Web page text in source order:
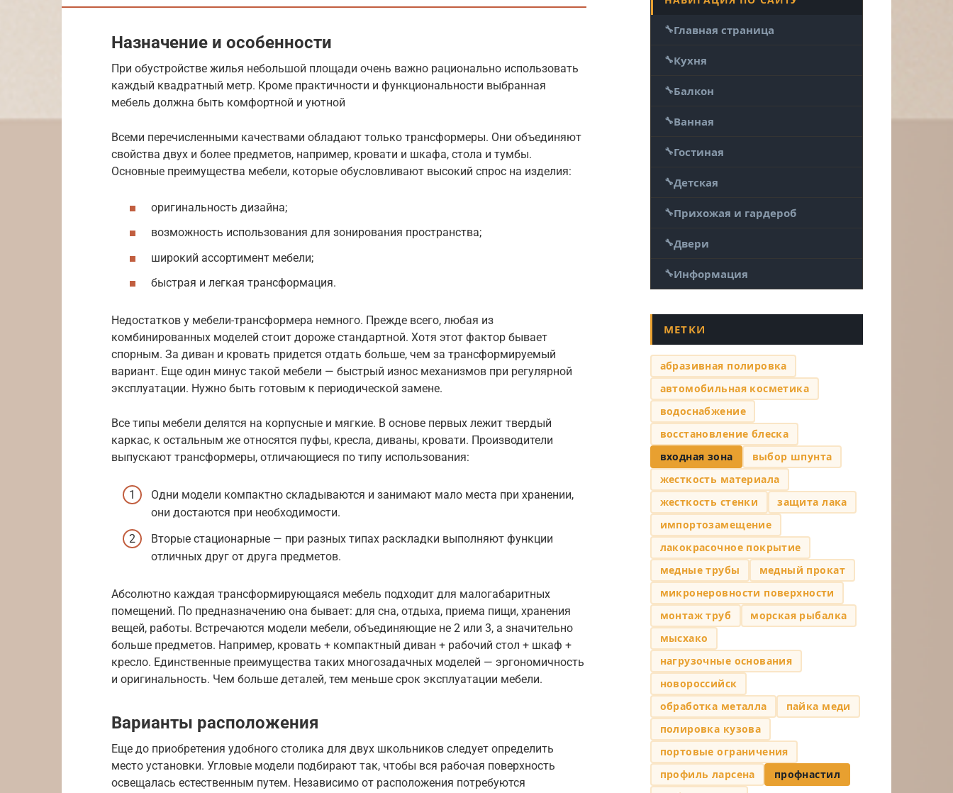
Назначение и особенности
При обустройстве жилья небольшой площади очень важно рационально использовать
каждый квадратный метр. Кроме практичности и функциональности выбранная
мебель должна быть комфортной и уютной
Всеми перечисленными качествами обладают только трансформеры. Они объединяют
свойства двух и более предметов, например, кровати и шкафа, стола и тумбы.
Основные преимущества мебели, которые обусловливают высокий спрос на изделия:
оригинальность дизайна;
возможность использования для зонирования пространства;
широкий ассортимент мебели;
быстрая и легкая трансформация.
Недостатков у мебели-трансформера немного. Прежде всего, любая из
комбинированных моделей стоит дороже стандартной. Хотя этот фактор бывает
спорным. За диван и кровать придется отдать больше, чем за трансформируемый
вариант. Еще один минус такой мебели — быстрый износ механизмов при регулярной
эксплуатации. Нужно быть готовым к периодической замене.
Все типы мебели делятся на корпусные и мягкие. В основе первых лежит твердый
каркас, к остальным же относятся пуфы, кресла, диваны, кровати. Производители
выпускают трансформеры, отличающиеся по типу использования:
Одни модели компактно складываются и занимают мало места при хранении,
они достаются при необходимости.
Вторые стационарные — при разных типах раскладки выполняют функции
отличных друг от друга предметов.
Абсолютно каждая трансформирующаяся мебель подходит для малогабаритных
помещений. По предназначению она бывает: для сна, отдыха, приема пищи, хранения
вещей, работы. Встречаются модели мебели, объединяющие не 2 или 3, а значительно
больше предметов. Например, кровать + компактный диван + рабочий стол + шкаф +
кресло. Единственные преимущества таких многозадачных моделей — эргономичность
и оригинальность. Чем больше деталей, тем меньше срок эксплуатации мебели.
Варианты расположения
Еще до приобретения удобного столика для двух школьников следует определить
место установки. Угловые модели подбирают так, чтобы вся рабочая поверхность
освещалась естественным путем. Независимо от расположения потребуются
Главная страница
Кухня
Балкон
Ванная
Гостиная
Детская
Прихожая и гардероб
Двери
Информация
МЕТКИ
абразивная полировка
автомобильная косметика
водоснабжение
восстановление блеска
входная зона
выбор шпунта
жесткость материала
жесткость стенки
защита лака
импортозамещение
лакокрасочное покрытие
медные трубы
медный прокат
микронеровности поверхности
монтаж труб
морская рыбалка
мысхако
нагрузочные основания
новороссийск
обработка металла
пайка меди
полировка кузова
портовые ограничения
профиль ларсена
профнастил